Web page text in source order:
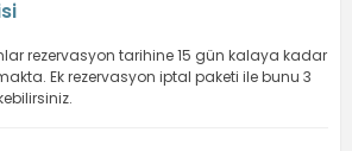
rezervasyon tarihine 15 gün kalaya kadar
Ek rezervasyon iptal paketi ile bunu 3